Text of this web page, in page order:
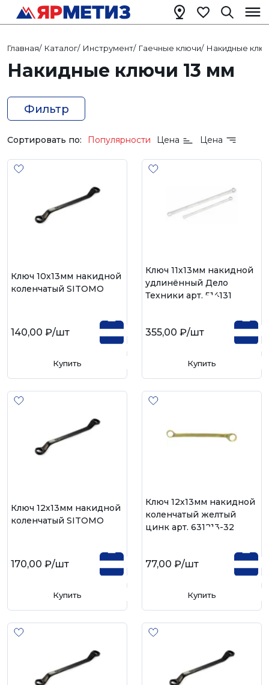
Главная/ Каталог/ Инструмент/ Гаечные ключи/ Накидные
Накидные ключи 13 мм
Фильтр
Сортировать по: Популярности Цена Цена
Ключ 10х13мм накидной
коленчатый SITOMO
140,00 ₽/шт
Купить
Ключ 11х13мм накидной
удлинённый Дело
Техники арт. 514131
355,00 ₽/шт
Купить
Ключ 12х13мм накидной
коленчатый SITOMO
170,00 ₽/шт
Купить
Ключ 12х13мм накидной
коленчатый желтый
цинк арт. 631213-32
77,00 ₽/шт
Купить